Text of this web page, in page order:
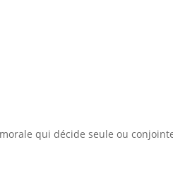
qui décide seule ou